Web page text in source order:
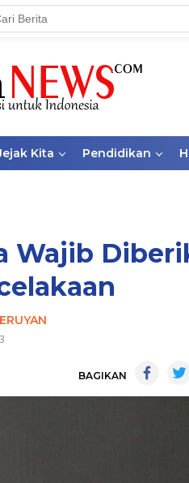
Kita Pendidikan
Wajib
BAGIKAN